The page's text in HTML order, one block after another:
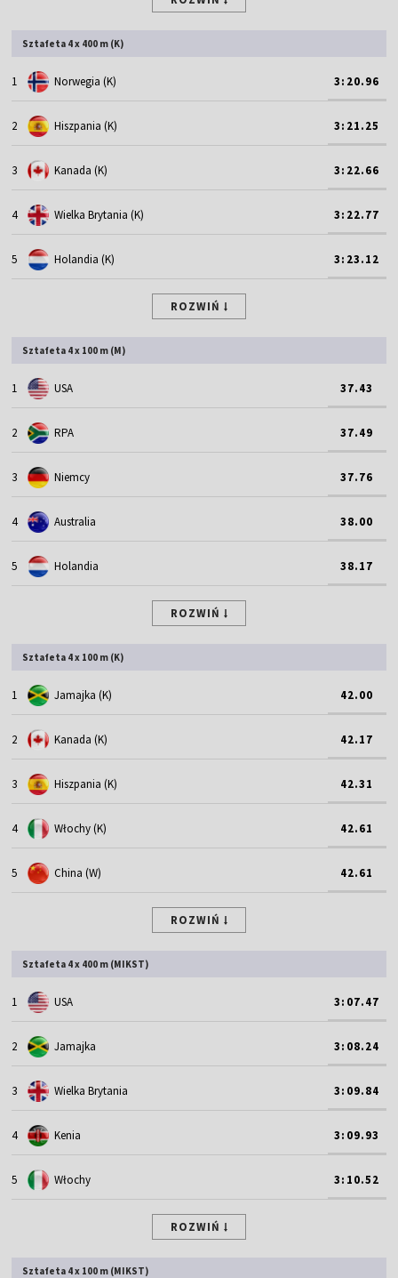
Sztafeta 4 x 400 m (K)
1 Norwegia (K) 3:20.96
2 Hiszpania (K) 3:21.25
3 Kanada (K) 3:22.66
4 Wielka Brytania (K) 3:22.77
5 Holandia (K) 3:23.12
ROZWIŃ
Sztafeta 4 x 100 m (M)
1 USA 37.43
2 RPA 37.49
3 Niemcy 37.76
4 Australia 38.00
5 Holandia 38.17
ROZWIŃ
Sztafeta 4 x 100 m (K)
1 Jamajka (K) 42.00
2 Kanada (K) 42.17
3 Hiszpania (K) 42.31
4 Włochy (K) 42.61
5 China (W) 42.61
ROZWIŃ
Sztafeta 4 x 400 m (MIKST)
1 USA 3:07.47
2 Jamajka 3:08.24
3 Wielka Brytania 3:09.84
4 Kenia 3:09.93
5 Włochy 3:10.52
ROZWIŃ
Sztafeta 4 x 100 m (MIKST)